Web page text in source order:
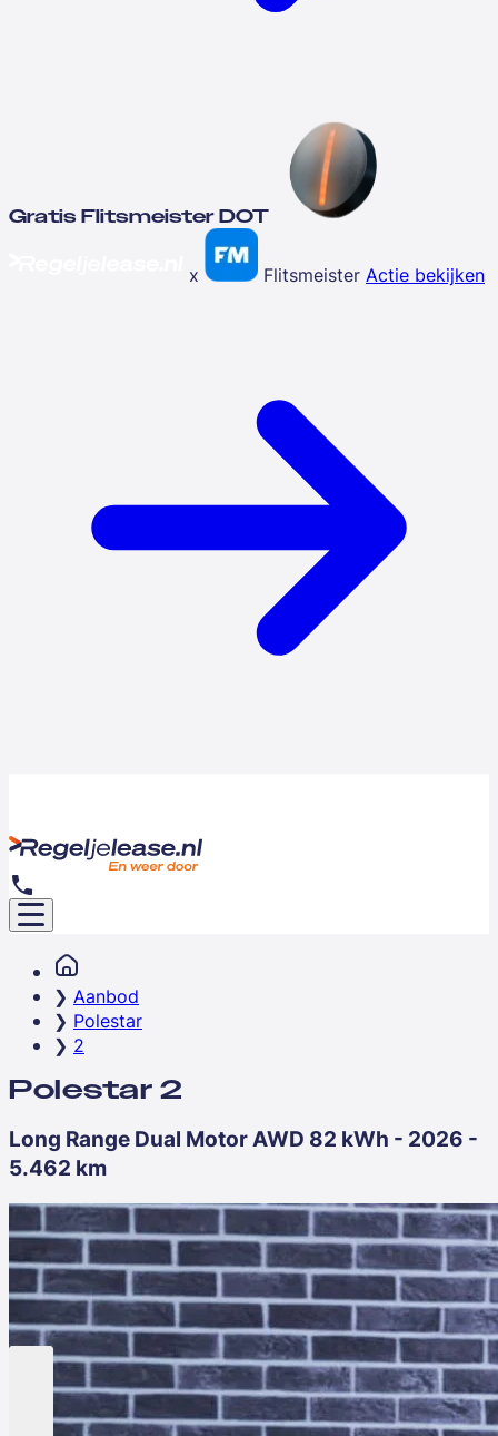
Gratis Flitsmeister DOT
x Flitsmeister Actie bekijken
Aanbod
Polestar
2
Polestar 2
Long Range Dual Motor AWD 82 kWh - 2026 -
5.462 km